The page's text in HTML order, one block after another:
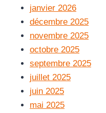
janvier 2026
décembre 2025
novembre 2025
octobre 2025
septembre 2025
juillet 2025
juin 2025
mai 2025